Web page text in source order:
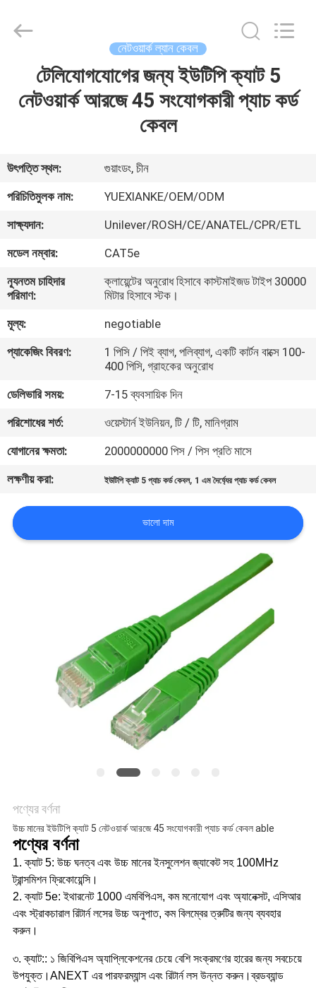
ভিডিও
সম্পর্কে
কারখানা
মান
যোগাযোগ
করুন
কেস
গোপনীয়তা
Industry
নেটওয়ার্ক ল্যান কেবল
টেলিযোগযোগের জন্য ইউটিপি ক্যাট 5
নেটওয়ার্ক আরজে 45 সংযোগকারী প্যাচ কর্ড
কেবল
উৎপত্তি স্থল:
গুয়াংডং, চীন
পরিচিতিমুলক নাম:
YUEXIANKE/OEM/ODM
সাক্ষ্যদান:
Unilever/ROSH/CE/ANATEL/CPR/ETL
মডেল নম্বার:
CAT5e
ন্যূনতম চাহিদার
পরিমাণ:
ক্লায়েন্টের অনুরোধ হিসাবে কাস্টমাইজড টাইপ 30000
মিটার হিসাবে স্টক।
মূল্য:
negotiable
প্যাকেজিং বিবরণ:
1 পিসি / পিই ব্যাগ, পলিব্যাগ, একটি কার্টন বাক্সে 100-
400 পিসি, গ্রাহকের অনুরোধ
ডেলিভারি সময়:
7-15 ব্যবসায়িক দিন
পরিশোধের শর্ত:
ওয়েস্টার্ন ইউনিয়ন, টি / টি, মানিগ্রাম
যোগানের ক্ষমতা:
2000000000 পিস / পিস প্রতি মাসে
লক্ষণীয় করা:
ইউটিপি ক্যাট 5 প্যাচ কর্ড কেবল, 1 এম দৈর্ঘ্যের প্যাচ কর্ড কেবল
ভালো দাম
পণ্যের বর্ণনা
উচ্চ মানের ইউটিপি ক্যাট 5 নেটওয়ার্ক আরজে 45 সংযোগকারী প্যাচ কর্ড কেবল able
পণ্যের বর্ণনা
1. ক্যাট 5: উচ্চ ঘনত্ব এবং উচ্চ মানের ইনসুলেশন জ্যাকেট সহ 100MHz
ট্রান্সমিশন ফ্রিকোয়েন্সি।
2. ক্যাট 5e: ইথারনেট 1000 এমবিপিএস, কম মনোযোগ এবং অ্যানেক্সট, এসিআর
এবং স্ট্রাকচারাল রিটার্ন লসের উচ্চ অনুপাত, কম বিলম্বের ত্রুটির জন্য ব্যবহার
করুন।
৩. ক্যাট:: ১ জিবিপিএস অ্যাপ্লিকেশনের চেয়ে বেশি সংক্রমণের হারের জন্য সবচেয়ে
উপযুক্ত।ANEXT এর পারফরম্যান্স এবং রিটার্ন লস উন্নত করুন।ব্রডব্যান্ড